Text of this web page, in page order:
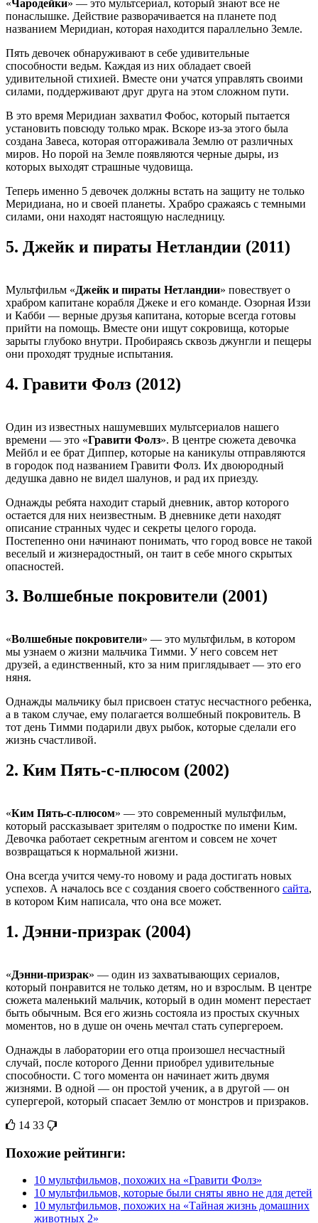
«Чародейки» — это мультсериал, который знают все не
понаслышке. Действие разворачивается на планете под
названием Меридиан, которая находится параллельно Земле.
Пять девочек обнаруживают в себе удивительные
способности ведьм. Каждая из них обладает своей
удивительной стихией. Вместе они учатся управлять своими
силами, поддерживают друг друга на этом сложном пути.
В это время Меридиан захватил Фобос, который пытается
установить повсюду только мрак. Вскоре из-за этого была
создана Завеса, которая отгораживала Землю от различных
миров. Но порой на Земле появляются черные дыры, из
которых выходят страшные чудовища.
Теперь именно 5 девочек должны встать на защиту не только
Меридиана, но и своей планеты. Храбро сражаясь с темными
силами, они находят настоящую наследницу.
5. Джейк и пираты Нетландии (2011)
Мультфильм «Джейк и пираты Нетландии» повествует о
храбром капитане корабля Джеке и его команде. Озорная Иззи
и Кабби — верные друзья капитана, которые всегда готовы
прийти на помощь. Вместе они ищут сокровища, которые
зарыты глубоко внутри. Пробираясь сквозь джунгли и пещеры
они проходят трудные испытания.
4. Гравити Фолз (2012)
Один из известных нашумевших мультсериалов нашего
времени — это «Гравити Фолз». В центре сюжета девочка
Мейбл и ее брат Диппер, которые на каникулы отправляются
в городок под названием Гравити Фолз. Их двоюродный
дедушка давно не видел шалунов, и рад их приезду.
Однажды ребята находит старый дневник, автор которого
остается для них неизвестным. В дневнике дети находят
описание странных чудес и секреты целого города.
Постепенно они начинают понимать, что город вовсе не такой
веселый и жизнерадостный, он таит в себе много скрытых
опасностей.
3. Волшебные покровители (2001)
«Волшебные покровители» — это мультфильм, в котором
мы узнаем о жизни мальчика Тимми. У него совсем нет
друзей, а единственный, кто за ним приглядывает — это его
няня.
Однажды мальчику был присвоен статус несчастного ребенка,
а в таком случае, ему полагается волшебный покровитель. В
тот день Тимми подарили двух рыбок, которые сделали его
жизнь счастливой.
2. Ким Пять-с-плюсом (2002)
«Ким Пять-с-плюсом» — это современный мультфильм,
который рассказывает зрителям о подростке по имени Ким.
Девочка работает секретным агентом и совсем не хочет
возвращаться к нормальной жизни.
Она всегда учится чему-то новому и рада достигать новых
успехов. А началось все с создания своего собственного сайта,
в котором Ким написала, что она все может.
1. Дэнни-призрак (2004)
«Дэнни-призрак» — один из захватывающих сериалов,
который понравится не только детям, но и взрослым. В центре
сюжета маленький мальчик, который в один момент перестает
быть обычным. Вся его жизнь состояла из простых скучных
моментов, но в душе он очень мечтал стать супергероем.
Однажды в лаборатории его отца произошел несчастный
случай, после которого Денни приобрел удивительные
способности. С того момента он начинает жить двумя
жизнями. В одной — он простой ученик, а в другой — он
супергерой, который спасает Землю от монстров и призраков.
14 33
Похожие рейтинги:
10 мультфильмов, похожих на «Гравити Фолз»
10 мультфильмов, которые были сняты явно не для детей
10 мультфильмов, похожих на «Тайная жизнь домашних
животных 2»